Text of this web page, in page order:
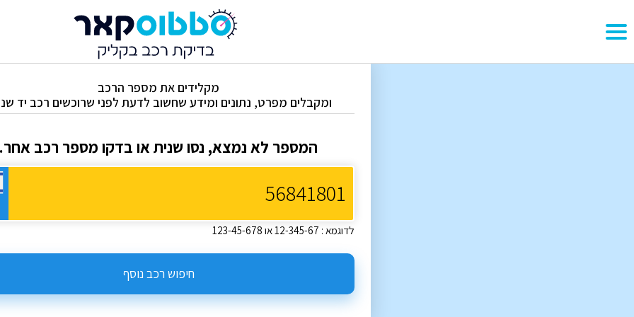
מקלידים את מספר הרכב
ומקבלים מפרט, נתונים ומידע שחשוב לדעת לפני שרוכשים רכב יד
המספר לא נמצא, נסו שנית או בדקו מספר רכב אחר.
לדוגמא : 12-345-67 או 123-45-678
חיפוש רכב נוסף